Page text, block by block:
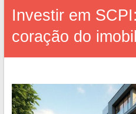
Investir em
coração do